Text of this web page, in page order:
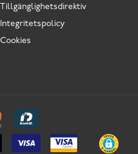
Tillgänglighetsdirektiv
Integritetspolicy
Cookies